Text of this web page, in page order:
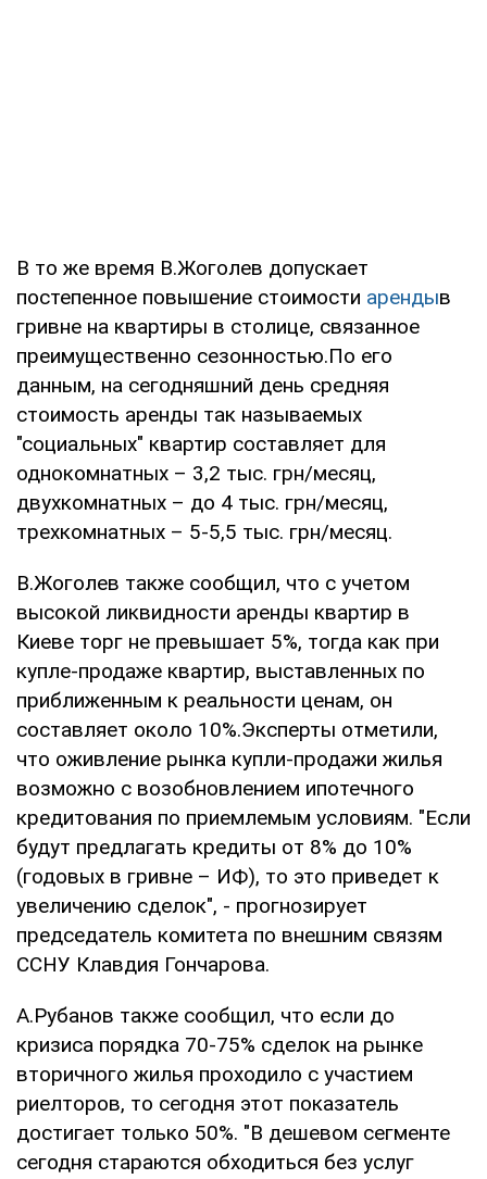
В то же время В.Жоголев допускает
постепенное повышение стоимости арендыв
гривне на квартиры в столице, связанное
преимущественно сезонностью.По его
данным, на сегодняшний день средняя
стоимость аренды так называемых
"социальных" квартир составляет для
однокомнатных – 3,2 тыс. грн/месяц,
двухкомнатных – до 4 тыс. грн/месяц,
трехкомнатных – 5-5,5 тыс. грн/месяц.
В.Жоголев также сообщил, что с учетом
высокой ликвидности аренды квартир в
Киеве торг не превышает 5%, тогда как при
купле-продаже квартир, выставленных по
приближенным к реальности ценам, он
составляет около 10%.Эксперты отметили,
что оживление рынка купли-продажи жилья
возможно с возобновлением ипотечного
кредитования по приемлемым условиям. "Если
будут предлагать кредиты от 8% до 10%
(годовых в гривне – ИФ), то это приведет к
увеличению сделок", - прогнозирует
председатель комитета по внешним связям
ССНУ Клавдия Гончарова.
А.Рубанов также сообщил, что если до
кризиса порядка 70-75% сделок на рынке
вторичного жилья проходило с участием
риелторов, то сегодня этот показатель
достигает только 50%. "В дешевом сегменте
сегодня стараются обходиться без услуг